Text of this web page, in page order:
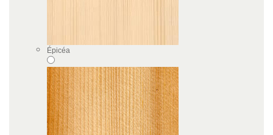
Épicéa